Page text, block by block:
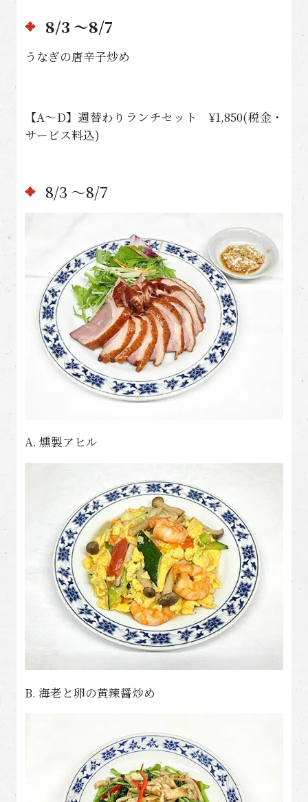
8/3 〜8/7
うなぎの唐辛子炒め
【A〜D】週替わりランチセット ¥1,850(税金・
サービス料込)
8/3 〜8/7
A. 燻製アヒル
B. 海老と卵の黄辣醤炒め